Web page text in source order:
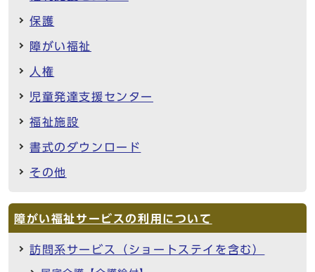
保護
障がい福祉
人権
児童発達支援センター
福祉施設
書式のダウンロード
その他
障がい福祉サービスの利用について
訪問系サービス（ショートステイを含む）